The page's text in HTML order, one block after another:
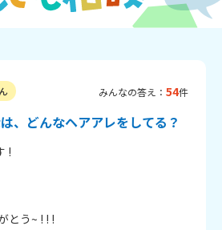
みんなの答え： 54件
、どんなヘアアレをしてる？
!
とう~ ! ! !